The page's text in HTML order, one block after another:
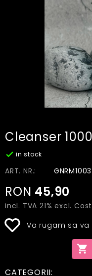
Cleanser
 in stock
ART. NR.: GNRM1003
RON 45,90
incl. TVA 21% excl.
Va rugam sa va
shopping_cart
CATEGORII: